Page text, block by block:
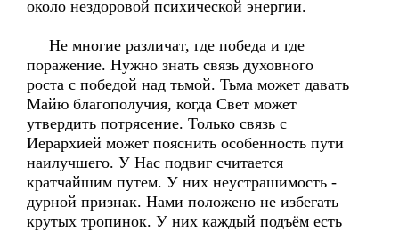
около нездоровой психической энергии.
Не многие различат, где победа и где
поражение. Нужно знать связь духовного
роста с победой над тьмой. Тьма может давать
Майю благополучия, когда Свет может
утвердить потрясение. Только связь с
Иерархией может пояснить особенность пути
наилучшего. У Нас подвиг считается
кратчайшим путем. У них неустрашимость -
дурной признак. Нами положено не избегать
крутых тропинок. У них каждый подъём есть